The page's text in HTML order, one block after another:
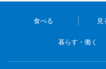
食べる 見
暮らす・働く